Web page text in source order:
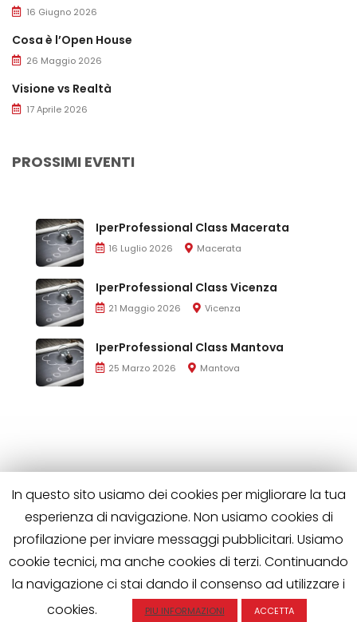
16 Giugno 2026
Cosa è l’Open House
26 Maggio 2026
Visione vs Realtà
17 Aprile 2026
PROSSIMI EVENTI
IperProfessional Class Macerata
16 Luglio 2026 Macerata
IperProfessional Class Vicenza
21 Maggio 2026 Vicenza
IperProfessional Class Mantova
25 Marzo 2026 Mantova
Iperprofessional è di proprietà di Wild Horses S.R.L.
P.IVA 02563510508 | Tutti i diritti riservati
In questo sito usiamo dei cookies per migliorare la tua
esperienza di navigazione. Non usiamo cookies di
profilazione per inviare messaggi pubblicitari. Usiamo
cookie tecnici, ma anche cookies di terzi. Continuando
la navigazione ci stai dando il consenso ad utilizzare i
cookies.
PIU INFORMAZIONI ACCETTA